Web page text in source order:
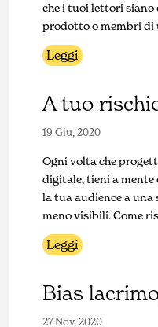
che i tuoi lettori
prodotto o membri di
Leggi
A tuo
19 Giu, 2020
Ogni volta che
digitale, tieni a mente
la tua audience a una
meno visibili. Come
Leggi
Bias
27 Nov, 2020